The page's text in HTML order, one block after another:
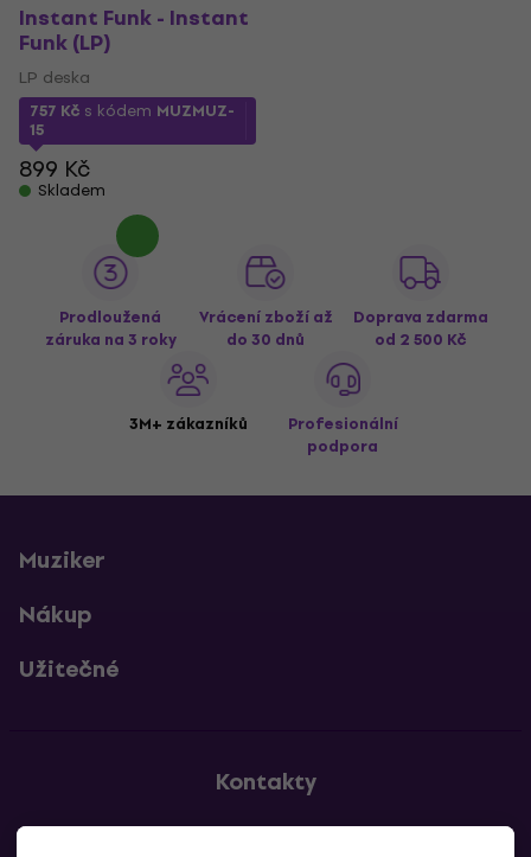
Instant Funk - Instant
Funk (LP)
LP deska
757 Kč s kódem MUZMUZ-
15
899 Kč
Skladem
Prodloužená
záruka na 3 roky
Vrácení zboží až
do 30 dnů
Doprava zdarma
od 2 500 Kč
3M+ zákazníků
Profesionální
podpora
Muziker
Nákup
Užitečné
Kontakty